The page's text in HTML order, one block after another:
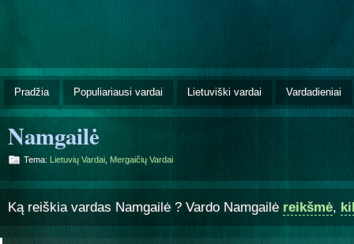
Pradžia Populiariausi vardai Lietuviški vardai Vardadieniai
Namgailė
Tema: Lietuvių Vardai Mergaičių Vardai
Ką reiškia vardas Namgailė ? Vardo Namgailė reikšmė,